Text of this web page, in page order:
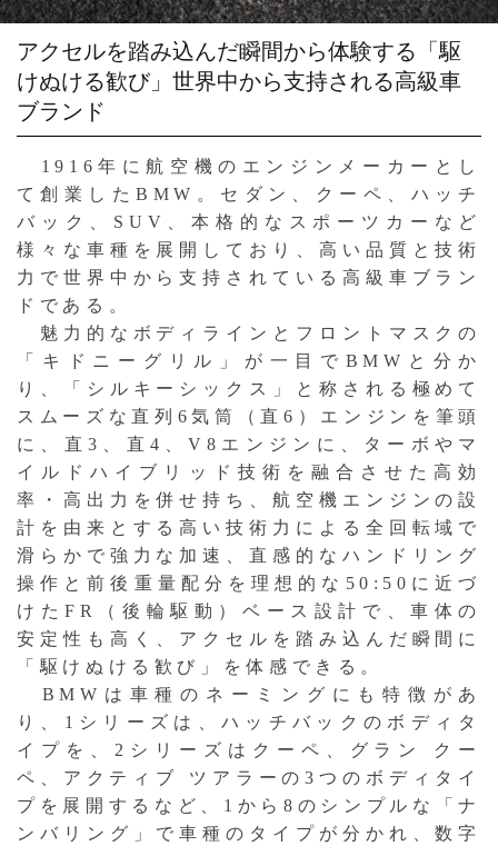
アクセルを踏み込んだ瞬間から体験する「駆
けぬける歓び」世界中から支持される高級車
ブランド
1916年に航空機のエンジンメーカーとし
て創業したBMW。セダン、クーペ、ハッチ
バック、SUV、本格的なスポーツカーなど
様々な車種を展開しており、高い品質と技術
力で世界中から支持されている高級車ブラン
ドである。
魅力的なボディラインとフロントマスクの
「キドニーグリル」が一目でBMWと分か
り、「シルキーシックス」と称される極めて
スムーズな直列6気筒（直6）エンジンを筆頭
に、直3、直4、V8エンジンに、ターボやマ
イルドハイブリッド技術を融合させた高効
率・高出力を併せ持ち、航空機エンジンの設
計を由来とする高い技術力による全回転域で
滑らかで強力な加速、直感的なハンドリング
操作と前後重量配分を理想的な50:50に近づ
けたFR（後輪駆動）ベース設計で、車体の
安定性も高く、アクセルを踏み込んだ瞬間に
「駆けぬける歓び」を体感できる。
BMWは車種のネーミングにも特徴があ
り、1シリーズは、ハッチバックのボディタ
イプを、2シリーズはクーペ、グラン クー
ペ、アクティブ ツアラーの3つのボディタイ
プを展開するなど、1から8のシンプルな「ナ
ンバリング」で車種のタイプが分かれ、数字